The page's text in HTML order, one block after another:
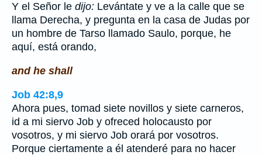
Y el Señor le dijo: Levántate y ve a la calle que se
llama Derecha, y pregunta en la casa de Judas por
un hombre de Tarso llamado Saulo, porque, he
aquí, está orando,
and he shall
Job 42:8,9
Ahora pues, tomad siete novillos y siete carneros,
id a mi siervo Job y ofreced holocausto por
vosotros, y mi siervo Job orará por vosotros.
Porque ciertamente a él atenderé para no hacer